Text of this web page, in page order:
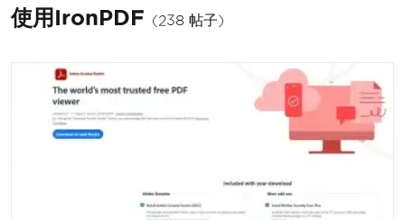
使用IronPDF (238 帖子)